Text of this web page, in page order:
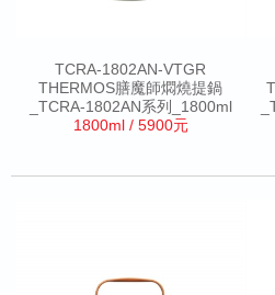
TCRA-1802AN-VTGR
THERMOS膳魔師燜燒提鍋
_TCRA-1802AN系列_1800ml
1800ml / 5900元